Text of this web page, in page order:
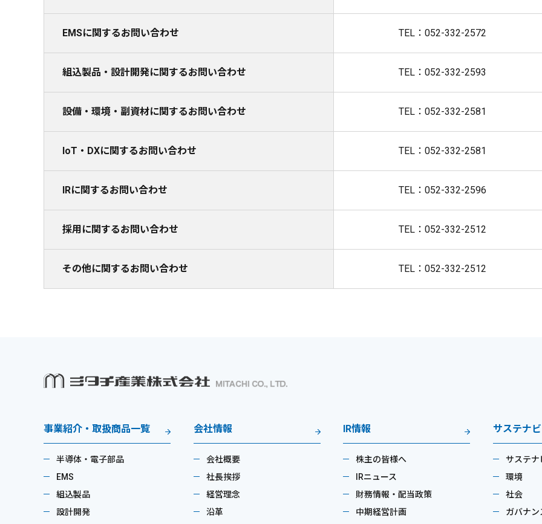
EMSに関するお問い合わせ TEL：052-332-2572
組込製品・設計開発に関するお問い合わせ TEL：052-332-2593
設備・環境・副資材に関するお問い合わせ TEL：052-332-2581
IoT・DXに関するお問い合わせ TEL：052-332-2581
IRに関するお問い合わせ TEL：052-332-2596
採用に関するお問い合わせ TEL：052-332-2512
その他に関するお問い合わせ TEL：052-332-2512
事業紹介・取扱商品一覧
半導体・電子部品
EMS
組込製品
設計開発
会社情報
会社概要
社長挨拶
経営理念
沿革
IR情報
株主の皆様へ
IRニュース
財務情報・配当政策
中期経営計画
サステナ
サステナ
環境
社会
ガバナン